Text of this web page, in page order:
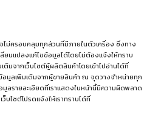
ม่ครอบคลุมทุกส่วนที่มีภายในตัวเครื่อง ซึ่งทาง
ยนแปลงแก้ไขข้อมูลได้โดยไม่ต้องแจ้งให้ทราบ
มจากเว็บไซต์ผู้ผลิตสินค้าโดยเข้าไปอ่านได้ที่
อมูลเพิ่มเติมจากผู้ขายสินค้า ณ จุดวางจำหน่ายทุก
ลรายละเอียดที่เราแสดงในหน้านี้มีความผิดพลาด
ไซต์โปรดแจ้งให้เราทราบได้ที่